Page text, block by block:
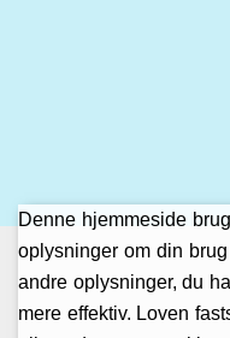
Denne hjemmeside
oplysninger om din
andre oplysninger, du
mere effektiv. Loven